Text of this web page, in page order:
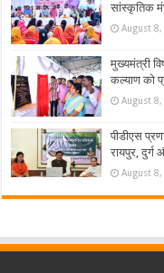
सांस्कृतिक
August
मुख्यमंत्री
कल्याण को
August
पीडीएस
रायपुर, दुर्ग
August